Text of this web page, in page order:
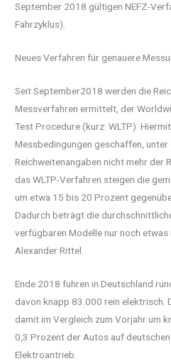
September 2018 gültigen NEFZ-
Fahrzyklus).
Neues Verfahren für genauere
Seit September2018 werden die
Messverfahren ermittelt, der
Test Procedure (kurz: WLTP).
Messbedingungen geschaffen, unter
Reichweitenangaben nicht mehr der
das WLTP-Verfahren steigen die
um etwa 15 bis 20 Prozent
Dadurch beträgt die
verfügbaren Modelle nur noch
Alexander Rittel.
Ende 2018 fuhren in Deutschland
davon knapp 83.000 rein elektrisch.
damit im Vergleich zum Vorjahr um
0,3 Prozent der Autos auf deutschen
Elektroantrieb.